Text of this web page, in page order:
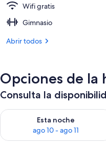
Wifi gratis
Gimnasio
Abrir todos
Opciones de la
Consulta la
Esta noche
ago 10 - ago 11
Consulta la disponibilidad